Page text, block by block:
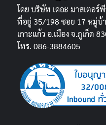
โดย บริษัท เดอะ มาสเตอร์
ที่อยู่ 35/198 ซอย 17 หมู่บ้
เกาะแก้ว อ.เมือง จ.ภูเก็ต
โทร. 086-3884605